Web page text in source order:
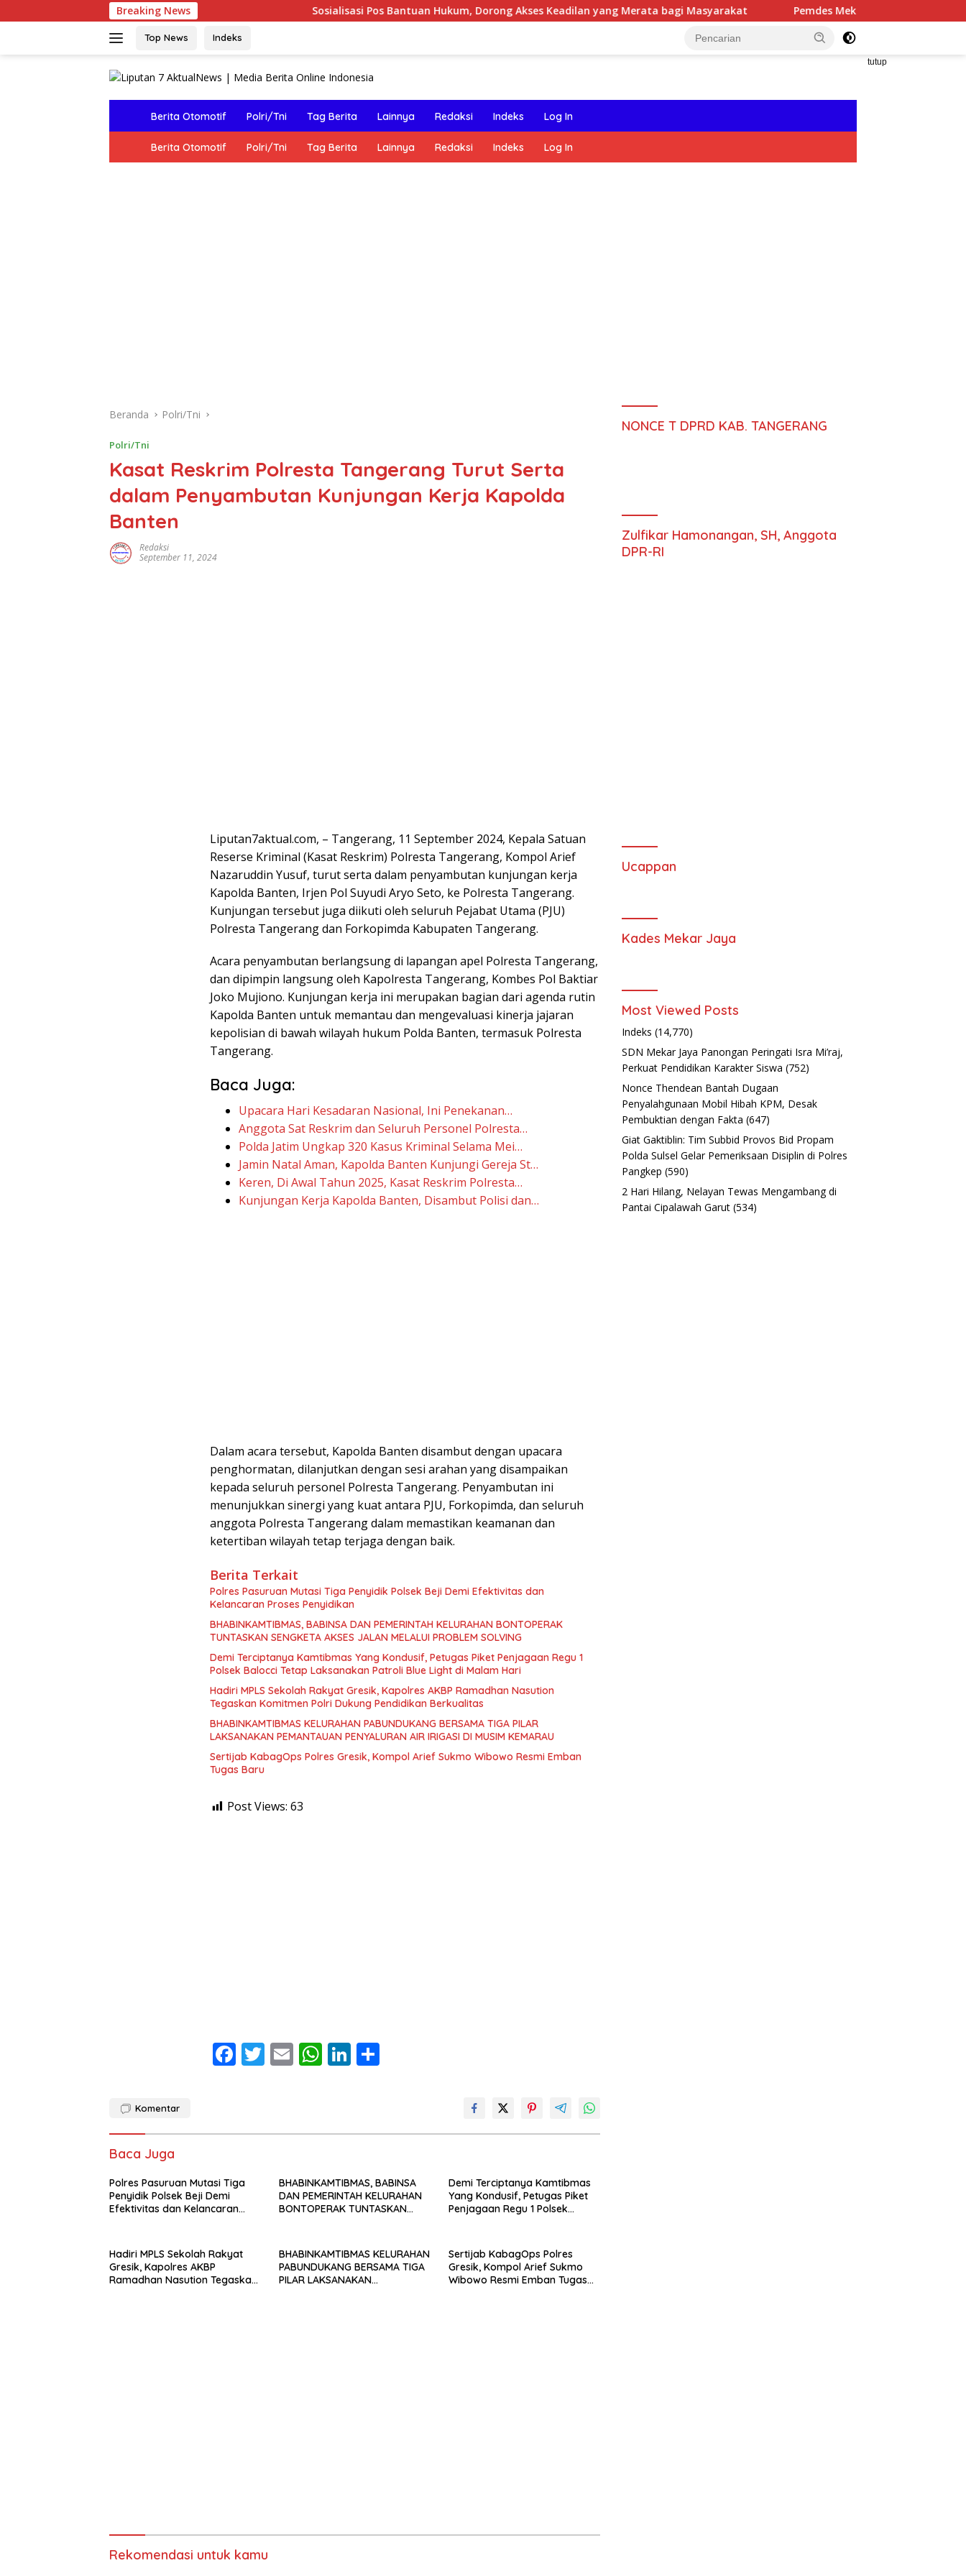
ke
Breaking News Sosialisasi Pos Bantuan Hukum, Dorong Akses Keadilan yang Merata bagi Masyarakat Pemdes Mekar Jaya Hadirkan Layanan Bapenda,
Top News Indeks
tutup
Berita Otomotif Polri/Tni Tag Berita Lainnya Redaksi Indeks Log In
Berita Otomotif Polri/Tni Tag Berita Lainnya Redaksi Indeks Log In
Beranda Polri/Tni
Polri/Tni
Kasat Reskrim Polresta Tangerang Turut Serta
dalam Penyambutan Kunjungan Kerja Kapolda
Banten
Redaksi
September 11, 2024
Liputan7aktual.com, – Tangerang, 11 September 2024, Kepala Satuan
Reserse Kriminal (Kasat Reskrim) Polresta Tangerang, Kompol Arief
Nazaruddin Yusuf, turut serta dalam penyambutan kunjungan kerja
Kapolda Banten, Irjen Pol Suyudi Aryo Seto, ke Polresta Tangerang.
Kunjungan tersebut juga diikuti oleh seluruh Pejabat Utama (PJU)
Polresta Tangerang dan Forkopimda Kabupaten Tangerang.
Acara penyambutan berlangsung di lapangan apel Polresta Tangerang,
dan dipimpin langsung oleh Kapolresta Tangerang, Kombes Pol Baktiar
Joko Mujiono. Kunjungan kerja ini merupakan bagian dari agenda rutin
Kapolda Banten untuk memantau dan mengevaluasi kinerja jajaran
kepolisian di bawah wilayah hukum Polda Banten, termasuk Polresta
Tangerang.
Baca Juga:
Upacara Hari Kesadaran Nasional, Ini Penekanan…
Anggota Sat Reskrim dan Seluruh Personel Polresta…
Polda Jatim Ungkap 320 Kasus Kriminal Selama Mei…
Jamin Natal Aman, Kapolda Banten Kunjungi Gereja St…
Keren, Di Awal Tahun 2025, Kasat Reskrim Polresta…
Kunjungan Kerja Kapolda Banten, Disambut Polisi dan…
Dalam acara tersebut, Kapolda Banten disambut dengan upacara
penghormatan, dilanjutkan dengan sesi arahan yang disampaikan
kepada seluruh personel Polresta Tangerang. Penyambutan ini
menunjukkan sinergi yang kuat antara PJU, Forkopimda, dan seluruh
anggota Polresta Tangerang dalam memastikan keamanan dan
ketertiban wilayah tetap terjaga dengan baik.
Berita Terkait
Polres Pasuruan Mutasi Tiga Penyidik Polsek Beji Demi Efektivitas dan
Kelancaran Proses Penyidikan
BHABINKAMTIBMAS, BABINSA DAN PEMERINTAH KELURAHAN BONTOPERAK
TUNTASKAN SENGKETA AKSES JALAN MELALUI PROBLEM SOLVING
Demi Terciptanya Kamtibmas Yang Kondusif, Petugas Piket Penjagaan Regu 1
Polsek Balocci Tetap Laksanakan Patroli Blue Light di Malam Hari
Hadiri MPLS Sekolah Rakyat Gresik, Kapolres AKBP Ramadhan Nasution
Tegaskan Komitmen Polri Dukung Pendidikan Berkualitas
BHABINKAMTIBMAS KELURAHAN PABUNDUKANG BERSAMA TIGA PILAR
LAKSANAKAN PEMANTAUAN PENYALURAN AIR IRIGASI DI MUSIM KEMARAU
Sertijab KabagOps Polres Gresik, Kompol Arief Sukmo Wibowo Resmi Emban
Tugas Baru
Post Views: 63
F
k
T E W
p
Li
Komentar
Baca Juga
Polres Pasuruan Mutasi Tiga
Penyidik Polsek Beji Demi
Efektivitas dan Kelancaran
BHABINKAMTIBMAS, BABINSA
DAN PEMERINTAH KELURAHAN
BONTOPERAK TUNTASKAN
Demi Terciptanya Kamtibmas
Yang Kondusif, Petugas Piket
Penjagaan Regu 1 Polsek
Hadiri MPLS Sekolah Rakyat
Gresik, Kapolres AKBP
Ramadhan Nasution Tegaskan
BHABINKAMTIBMAS KELURAHAN
PABUNDUKANG BERSAMA TIGA
PILAR LAKSANAKAN
Sertijab KabagOps Polres
Gresik, Kompol Arief Sukmo
Wibowo Resmi Emban Tugas
Rekomendasi untuk kamu
NONCE T DPRD KAB. TANGERANG
Zulfikar Hamonangan, SH, Anggota
DPR-RI
Ucappan
Kades Mekar Jaya
Most Viewed Posts
Indeks (14,770)
SDN Mekar Jaya Panongan Peringati Isra Mi’raj,
Perkuat Pendidikan Karakter Siswa (752)
Nonce Thendean Bantah Dugaan
Penyalahgunaan Mobil Hibah KPM, Desak
Pembuktian dengan Fakta (647)
Giat Gaktiblin: Tim Subbid Provos Bid Propam
Polda Sulsel Gelar Pemeriksaan Disiplin di Polres
Pangkep (590)
2 Hari Hilang, Nelayan Tewas Mengambang di
Pantai Cipalawah Garut (534)